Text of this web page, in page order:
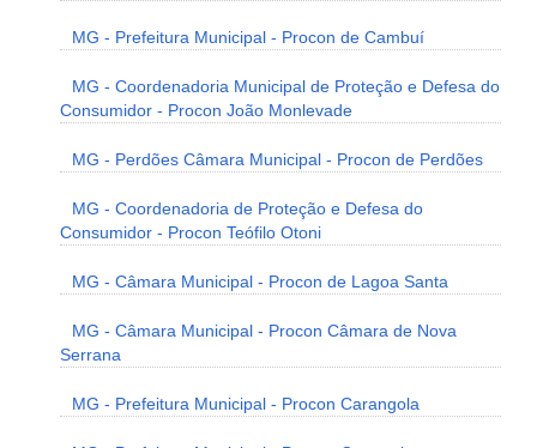
MG - Prefeitura Municipal - Procon de Cambuí
MG - Coordenadoria Municipal de Proteção e Defesa do
Consumidor - Procon João Monlevade
MG - Perdões Câmara Municipal - Procon de Perdões
MG - Coordenadoria de Proteção e Defesa do
Consumidor - Procon Teófilo Otoni
MG - Câmara Municipal - Procon de Lagoa Santa
MG - Câmara Municipal - Procon Câmara de Nova
Serrana
MG - Prefeitura Municipal - Procon Carangola